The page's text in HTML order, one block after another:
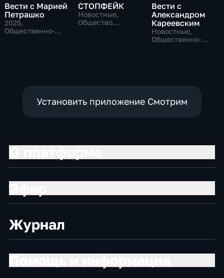
Вести с Марией
Петрашко
2025,
Общественно-
СТОПФЕЙК
Новостные,
Общество,
Вести с
Александром
Кареевским
Новостные,
Общественно-
Установить приложение Смотрим
Журнал